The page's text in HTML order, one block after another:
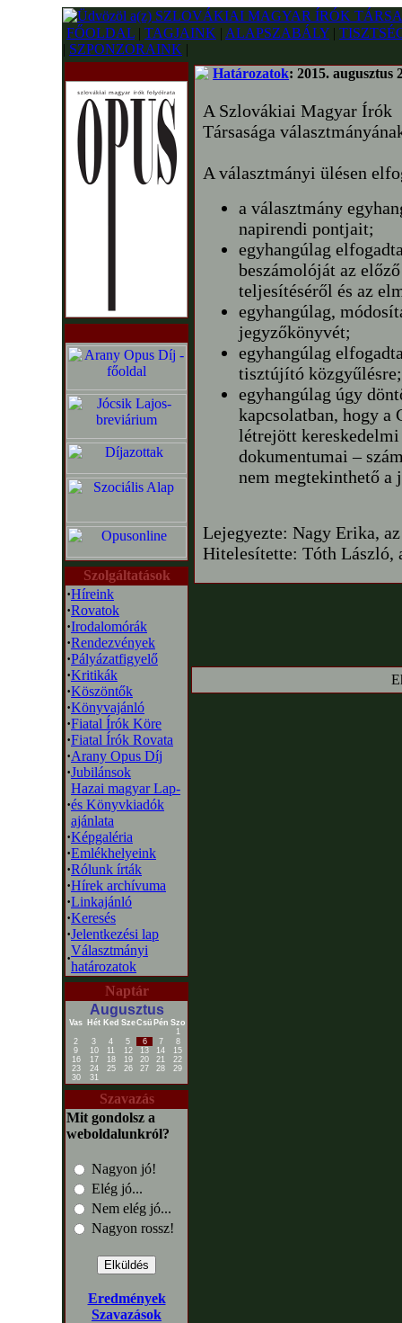
FŐOLDAL | TAGJAINK | ALAPSZABÁLY |
| SZPONZORAINK |
Szolgáltatások
·Híreink
·Rovatok
·Irodalomórák
·Rendezvények
·Pályázatfigyelő
·Kritikák
·Köszöntők
·Könyvajánló
·Fiatal Írók Köre
·Fiatal Írók Rovata
·Arany Opus Díj
·Jubilánsok
·
Hazai magyar Lap-
és Könyvkiadók
ajánlata
·Képgaléria
·Emlékhelyeink
·Rólunk írták
·Hírek archívuma
·Linkajánló
·Keresés
·Jelentkezési lap
·
Választmányi
határozatok
Naptár
Augusztus
Vas Hét Ked SzeCsü Pén Szo
1
2
3 4 5 6 7
8
9
10 11 12 13 14
15
16
17 18 19 20 21
22
23
24 25 26 27 28
29
30
31
Szavazás
Mit gondolsz a
weboldalunkról?
Nagyon jó!
Elég jó...
Nem elég jó...
Nagyon rossz!
Eredmények
Szavazások
Határozatok: 2015. augusztus
A Szlovákiai Magyar Írók
Társasága
A választmányi ülésen
a választmány
napirendi pontjait;
egyhangúlag
beszámolóját az
teljesítéséről és az
egyhangúlag,
jegyzőkönyvét;
egyhangúlag
tisztújító közgyűlésre;
egyhangúlag úgy
kapcsolatban, hogy
létrejött kereskedelmi
dokumentumai –
nem megtekinthető
Lejegyezte: Nagy Erika,
Hitelesítette: Tóth László,